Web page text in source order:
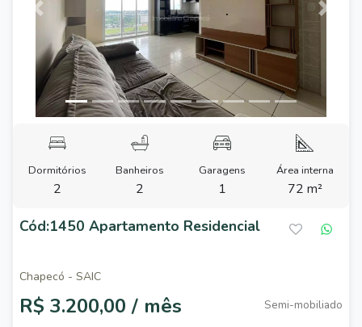
Previous Next
Dormitórios
2
Banheiros
2
Garagens
1
Área interna
72 m²
Cód:1450 Apartamento Residencial
Chapecó - SAIC
R$ 3.200,00 / mês Semi-mobiliado